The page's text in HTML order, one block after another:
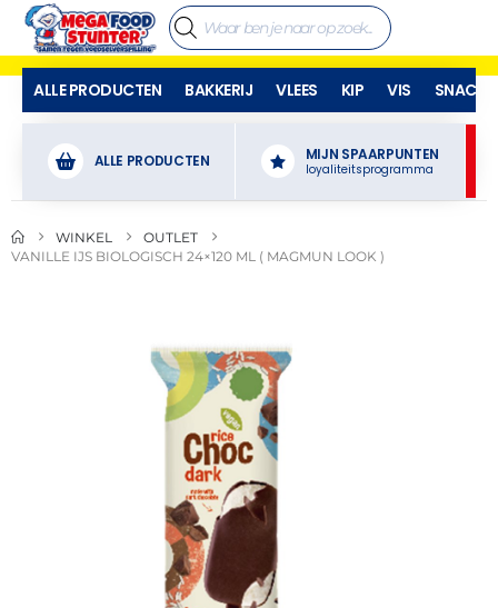
ALLE PRODUCTEN BAKKERIJ VLEES KIP VIS SNACKS
ALLE PRODUCTEN MIJN SPAARPUNTEN
loyaliteitsprogramma
WINKEL
OUTLET
VANILLE IJS BIOLOGISCH 24×120 ML ( MAGMUN LOOK )